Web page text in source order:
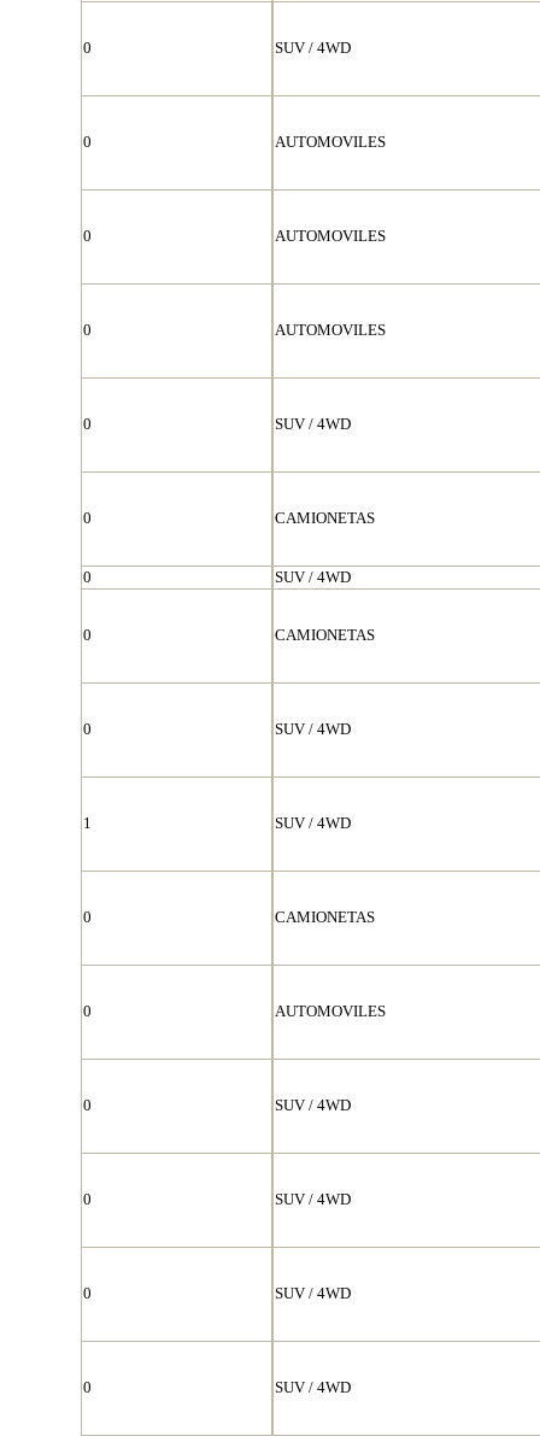
0 SUV / 4WD
0 AUTOMOVILES
0 AUTOMOVILES
0 AUTOMOVILES
0 SUV / 4WD
0 CAMIONETAS
0 SUV / 4WD
0 CAMIONETAS
0 SUV / 4WD
1 SUV / 4WD
0 CAMIONETAS
0 AUTOMOVILES
0 SUV / 4WD
0 SUV / 4WD
0 SUV / 4WD
0 SUV / 4WD